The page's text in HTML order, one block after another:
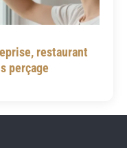
restaurant
perçage